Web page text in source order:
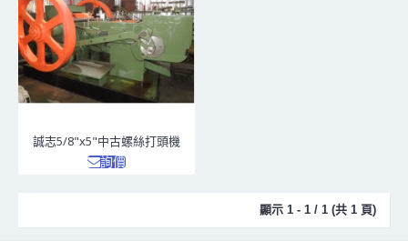
誠志5/8"x5"中古螺絲打頭機
詢價
顯示 1 - 1 / 1 (共 1 頁)